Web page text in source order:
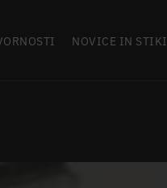
NOVICE IN STIKI